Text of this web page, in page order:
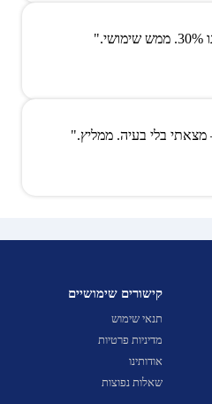
בלי בעיה. ממליץ."
קישורים שימושיים
תנאי שימוש
מדיניות פרטיות
אודותינו
שאלות נפוצות